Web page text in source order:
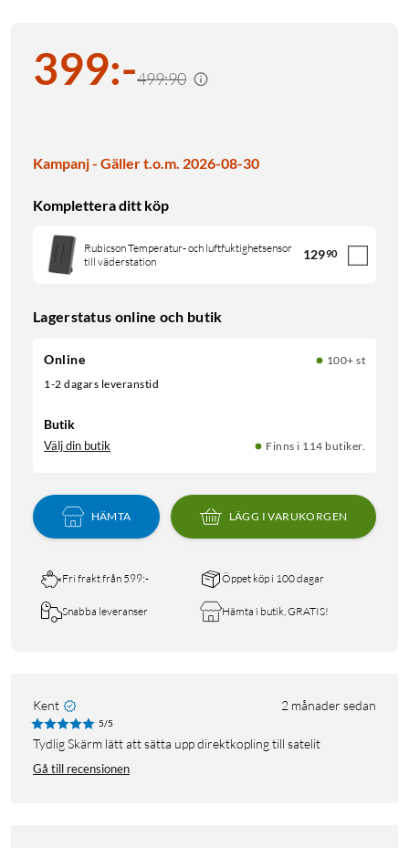
399:-499:90
Kampanj - Gäller t.o.m. 2026-08-30
Komplettera ditt köp
Rubicson Temperatur- och luftfuktighetsensor
till väderstation
12990
Lagerstatus online och butik
Online
100+ st
1-2 dagars leveranstid
Butik
Välj din butik Finns i 114 butiker.
HÄMTA LÄGG I VARUKORGEN
Fri frakt från 599:- Öppet köp i 100 dagar
Snabba leveranser Hämta i butik, GRATIS!
Kent 2 månader sedan
5/5
Tydlig Skärm lätt att sätta upp direktkopling till satelit
Gå till recensionen